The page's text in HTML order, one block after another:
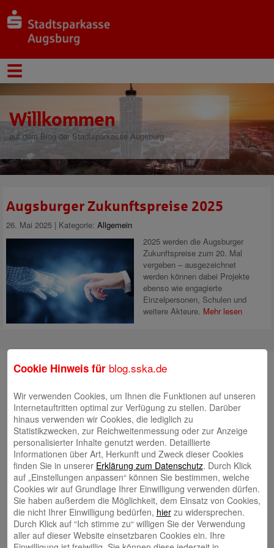
Willkommen
auf dem Blog der Stadtsparkasse Augsburg
Augsburger Zukunftspreise 2025
26. Mai 2025 | Kategorie: Allgemein
2025 werden die Augsburger
Zukunftspreise zum 20. Mal
vergeben – ausgezeichnet
werden können dabei Projekte
ebenso wie engagierte
Einzelpersonen, Schulen und
weitere Akteure. Mehr lesen
Suche
Neueste Beiträge
Radlkonvoi des FFH feiert Einweihung des neuen
Campus Nord 5. August 2026
Willkommen bei Kinder im Mittelpunkt e.V. 24. Juli 2026
Tierische Erlebnisse, Bewegung und Begegnungen –
Zootag der Stadtsparkasse Augsburg begeistert rund
2.500 Besucherinnen und Besucher 22. Juli 2026
KNAXIADE in Schwaben geht in die Verlängerung
Cookie Hinweis für blog.sska.de
Wir verwenden Cookies, um Ihnen die Funktionen auf unseren
Internetauftritten optimal zur Verfügung zu stellen. Darüber
hinaus verwenden wir Cookies, die lediglich zu
Statistikzwecken, zur Reichweitenmessung oder zur Anzeige
personalisierter Inhalte genutzt werden. Detaillierte
Informationen über Art, Herkunft und Zweck dieser Cookies
finden Sie in unserer Erklärung zum Datenschutz. Durch Klick
auf „Einstellungen anpassen“ können Sie bestimmen, welche
Cookies wir auf Grundlage Ihrer Einwilligung verwenden dürfen.
Sie haben außerdem die Möglichkeit, dem Einsatz von Cookies,
die nicht Ihrer Einwilligung bedürfen, hierzu widersprechen.
Durch Klick auf “Ich stimme zu“ willigen Sie der Verwendung
aller auf dieser Website einsetzbaren Cookies ein. Ihre